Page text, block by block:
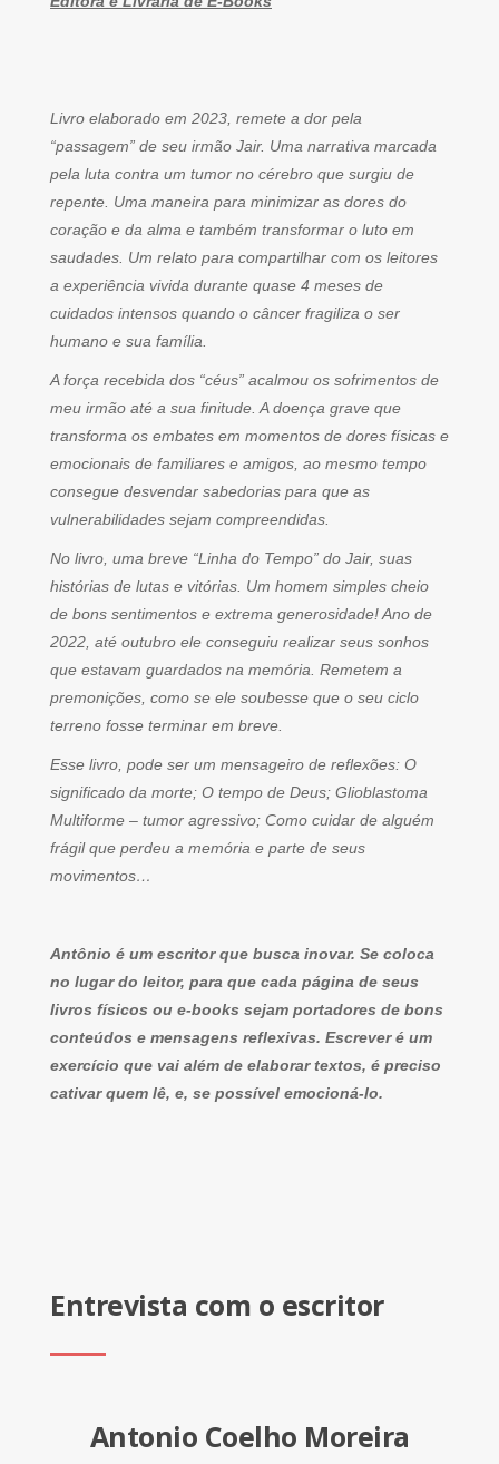
Livro elaborado em 2023, remete a dor pela
“passagem” de seu irmão Jair. Uma narrativa marcada
pela luta contra um tumor no cérebro que surgiu de
repente. Uma maneira para minimizar as dores do
coração e da alma e também transformar o luto em
saudades. Um relato para compartilhar com os leitores
a experiência vivida durante quase 4 meses de
cuidados intensos quando o câncer fragiliza o ser
humano e sua família.
A força recebida dos “céus” acalmou os sofrimentos de
meu irmão até a sua finitude. A doença grave que
transforma os embates em momentos de dores físicas e
emocionais de familiares e amigos, ao mesmo tempo
consegue desvendar sabedorias para que as
vulnerabilidades sejam compreendidas.
No livro, uma breve “Linha do Tempo” do Jair, suas
histórias de lutas e vitórias. Um homem simples cheio
de bons sentimentos e extrema generosidade! Ano de
2022, até outubro ele conseguiu realizar seus sonhos
que estavam guardados na memória. Remetem a
premonições, como se ele soubesse que o seu ciclo
terreno fosse terminar em breve.
Esse livro, pode ser um mensageiro de reflexões: O
significado da morte; O tempo de Deus; Glioblastoma
Multiforme – tumor agressivo; Como cuidar de alguém
frágil que perdeu a memória e parte de seus
movimentos…
Antônio é um escritor que busca inovar. Se coloca
no lugar do leitor, para que cada página de seus
livros físicos ou e-books sejam portadores de bons
conteúdos e mensagens reflexivas. Escrever é um
exercício que vai além de elaborar textos, é preciso
cativar quem lê, e, se possível emocioná-lo.
Entrevista com o escritor
Antonio Coelho Moreira